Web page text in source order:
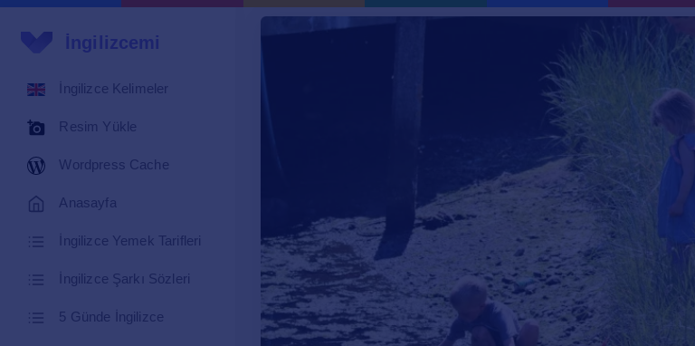
İngilizcemi
İngilizce Kelimeler
Resim Yükle
Wordpress Cache
Anasayfa
İngilizce Yemek Tarifleri
İngilizce Şarkı Sözleri
5 Günde İngilizce